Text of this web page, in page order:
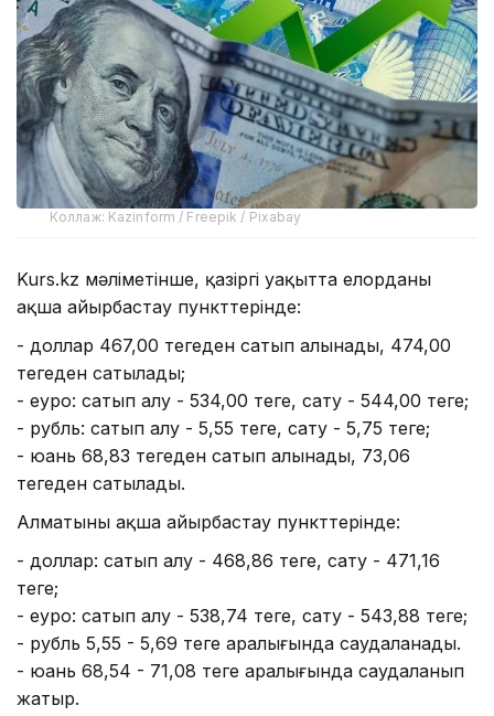
Коллаж: Kazinform / Freepik / Pixabay
Kurs.kz мәліметінше, қазіргі уақытта елорданың
ақша айырбастау пункттерінде:
- доллар 467,00 теңгеден сатып алынады, 474,00
теңгеден сатылады;
- еуро: сатып алу - 534,00 теңге, сату - 544,00 теңге;
- рубль: сатып алу - 5,55 теңге, сату - 5,75 теңге;
- юань 68,83 теңгеден сатып алынады, 73,06
теңгеден сатылады.
Алматының ақша айырбастау пункттерінде:
- доллар: сатып алу - 468,86 теңге, сату - 471,16
теңге;
- еуро: сатып алу - 538,74 теңге, сату - 543,88 теңге;
- рубль 5,55 - 5,69 теңге аралығында саудаланады.
- юань 68,54 - 71,08 теңге аралығында саудаланып
жатыр.